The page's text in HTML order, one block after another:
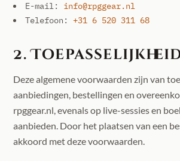
E-mail: info@rpggear.nl
Telefoon:+31 6 520 311 68
2.
Deze algemene voorwaarden zijn van
aanbiedingen, bestellingen en
rpggear.nl, evenals op live-sessies en
aanbieden. Door het plaatsen van een
akkoord met deze voorwaarden.